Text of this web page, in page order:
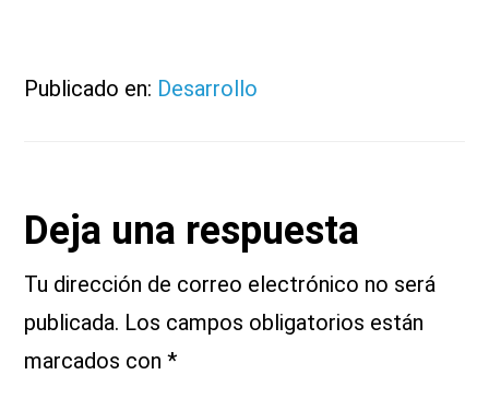
Publicado en: Desarrollo
Interacciones
con
los
Deja una respuesta
Tu dirección de correo electrónico no será
publicada. Los campos obligatorios están
marcados con*